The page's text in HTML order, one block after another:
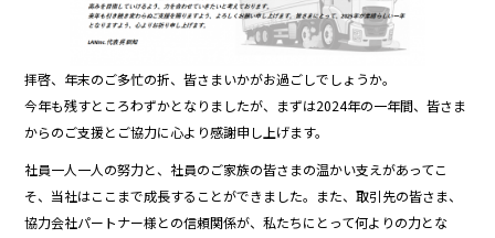
o
k
拝啓、年末のご多忙の折、皆さまいかがお過ごしでしょうか。
今年も残すところわずかとなりましたが、まずは2024年の一年間、皆さま
からのご支援とご協力に心より感謝申し上げます。
社員一人一人の努力と、社員のご家族の皆さまの温かい支えがあってこ
そ、当社はここまで成長することができました。また、取引先の皆さま、
協力会社パートナー様との信頼関係が、私たちにとって何よりの力とな